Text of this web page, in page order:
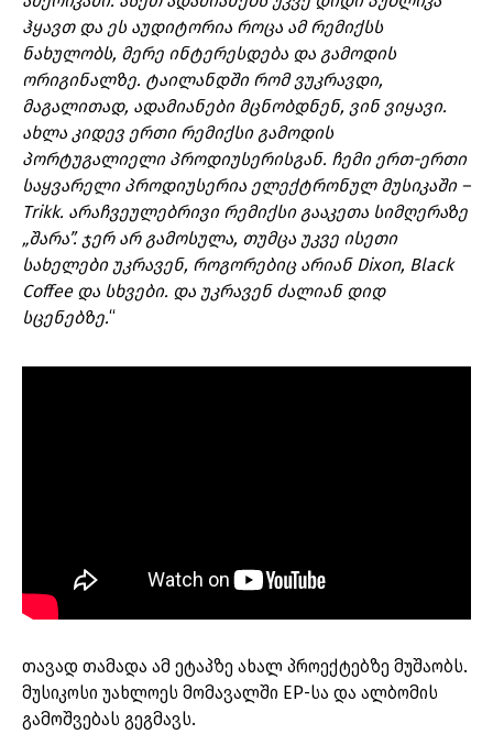
ჰყავთ და ეს აუდიტორია როცა ამ რემიქსს
ნახულობს, მერე ინტერესდება და გამოდის
ორიგინალზე. ტაილანდში რომ ვუკრავდი,
მაგალითად, ადამიანები მცნობდნენ, ვინ ვიყავი.
ახლა კიდევ ერთი რემიქსი გამოდის
პორტუგალიელი პროდიუსერისგან. ჩემი ერთ-ერთი
საყვარელი პროდიუსერია ელექტრონულ მუსიკაში –
Trikk. არაჩვეულებრივი რემიქსი გააკეთა სიმღერაზე
„შარა”. ჯერ არ გამოსულა, თუმცა უკვე ისეთი
სახელები უკრავენ, როგორებიც არიან Dixon, Black
Coffee და სხვები. და უკრავენ ძალიან დიდ
სცენებზე.“
თავად თამადა ამ ეტაპზე ახალ პროექტებზე მუშაობს.
მუსიკოსი უახლოეს მომავალში EP-სა და ალბომის
გამოშვებას გეგმავს.